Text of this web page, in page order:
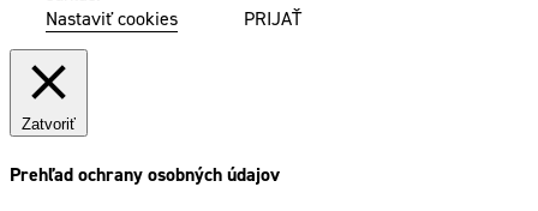
Nastaviť cookies
PRIJAŤ
Zatvoriť
Prehľad ochrany osobných údajov